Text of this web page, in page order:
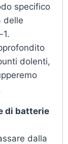
specifico
delle
dolenti,
di batterie
dalla